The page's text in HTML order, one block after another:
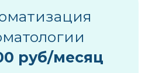
руб/месяц